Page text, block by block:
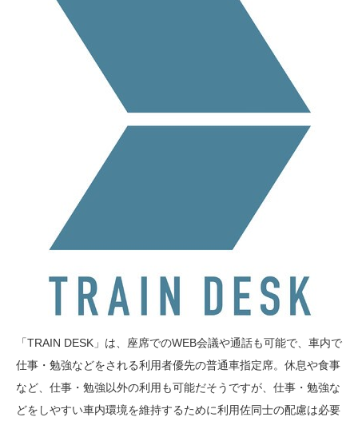
「TRAIN DESK」は、座席でのWEB会議や通話も可能で、車内で
仕事・勉強などをされる利用者優先の普通車指定席。休息や食事
など、仕事・勉強以外の利用も可能だそうですが、仕事・勉強な
どをしやすい車内環境を維持するために利用佐同士の配慮は必要